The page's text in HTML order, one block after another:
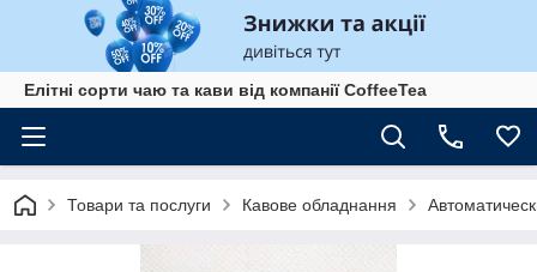
Елітні сорти чаю та кави від компанії CoffeeTea
Товари та послуги Кавове обладнання